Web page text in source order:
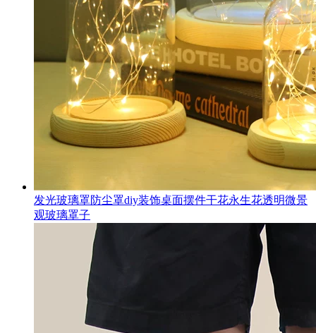
发光玻璃罩防尘罩diy装饰桌面摆件干花永生花透明微景
观玻璃罩子